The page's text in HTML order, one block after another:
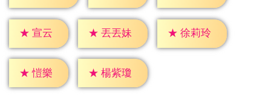
★ 宣云 ★ 丟丟妹 ★ 徐莉玲
★ 愷樂 ★ 楊紫瓊